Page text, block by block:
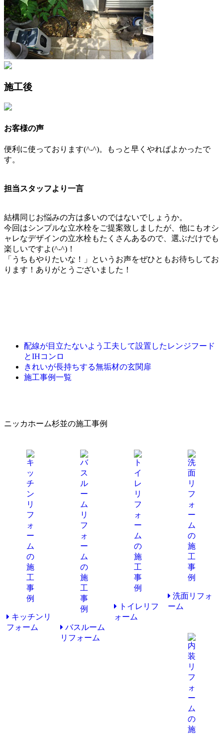
施工後
お客様の声
便利に使っております(^-^)。もっと早くやればよかったで
す。
担当スタッフより一言
結構同じお悩みの方は多いのではないでしょうか。
今回はシンプルな立水栓をご提案致しましたが、他にもオシ
ャレなデザインの立水栓もたくさんあるので、選ぶだけでも
楽しいですよ(^-^)！
「うちもやりたいな！」というお声をぜひともお待ちしてお
ります！ありがとうございました！
配線が目立たないよう工夫して設置したレンジフード
とIHコンロ
きれいが長持ちする無垢材の玄関扉
施工事例一覧
ニッカホーム杉並の施工事例
キッチンリ
フォーム
バスルーム
リフォーム
トイレリフ
ォーム
洗面リフォ
ーム